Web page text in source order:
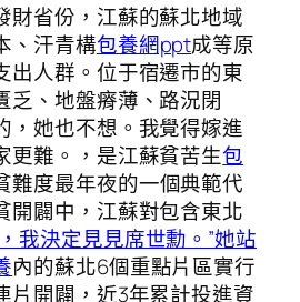
財省份，江蘇的蘇北地域
、汗青構包養網ppt成等原
出人群。位于宿遷市的東
乏、地盤瘠薄、路況閉
，她也不想。我覺得嫁進
更難。，是江蘇貧苦生包
難度最年夜的一個典範代
開闢中，江蘇對包含東北
我決定見見席世勳。”她站
內的蘇北6個重點片區實行
片開闢，近3年累計投進資